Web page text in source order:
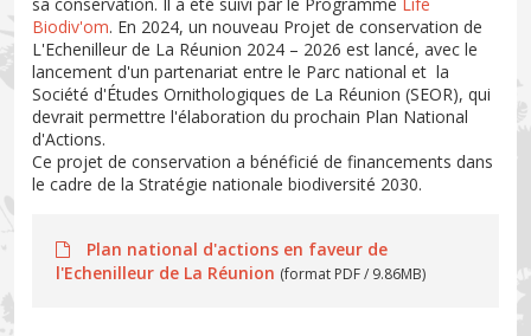
sa conservation. Il a été suivi par le Programme Life
Biodiv'om. En 2024, un nouveau Projet de conservation de
L'Echenilleur de La Réunion 2024 – 2026 est lancé, avec le
lancement d'un partenariat entre le Parc national et la
Société d'Études Ornithologiques de La Réunion (SEOR), qui
devrait permettre l'élaboration du prochain Plan National
d'Actions.
Ce projet de conservation a bénéficié de financements dans
le cadre de la Stratégie nationale biodiversité 2030.
Plan national d'actions en faveur de
l'Echenilleur de La Réunion (format PDF / 9.86MB)